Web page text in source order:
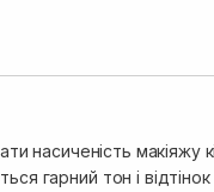
насиченість макіяжу
гарний тон і відтінок